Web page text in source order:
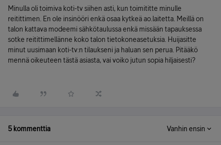
Minulla oli toimiva koti-tv siihen asti, kun toimititte minulle
reitittimen. En ole insinööri enkä osaa kytkeä ao.laitetta. Meillä on
talon kattava modeemi sähkötaulussa enkä missään tapauksessa
sotke reitittimellänne koko talon tietokoneasetuksia. Huijasitte
minut uusimaan koti-tv:n tilaukseni ja haluan sen perua. Pitääkö
mennä oikeuteen tästä asiasta, vai voiko jutun sopia hiljaisesti?
5 kommenttia Vanhin ensin